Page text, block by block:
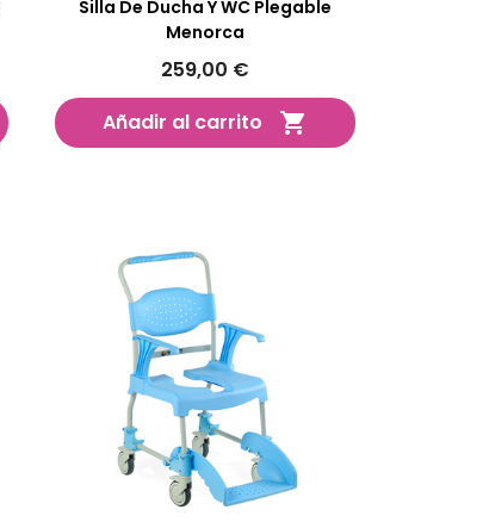
Silla De Ducha Y WC Plegable
Menorca
259,00 €
Añadir al carrito
